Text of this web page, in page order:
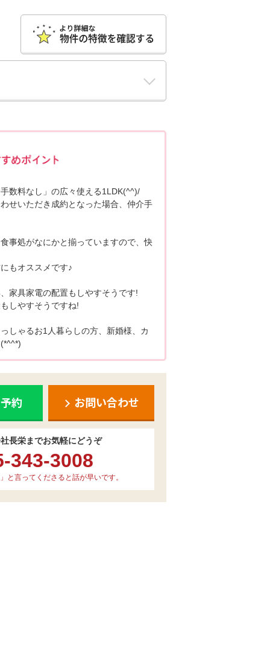
数料なし」の広々使える1LDK(^^)/
せいただき成約となった場合、仲介手
事処がなにかと揃っていますので、快
もオススメです♪
家具家電の配置もしやすそうです!
しやすそうですね!
しゃるお1人暮らしの方、新婚様、カ
約 お問い合わせ
長栄までお気軽にどうぞ
343-3008
と言ってくださると話が早いです。